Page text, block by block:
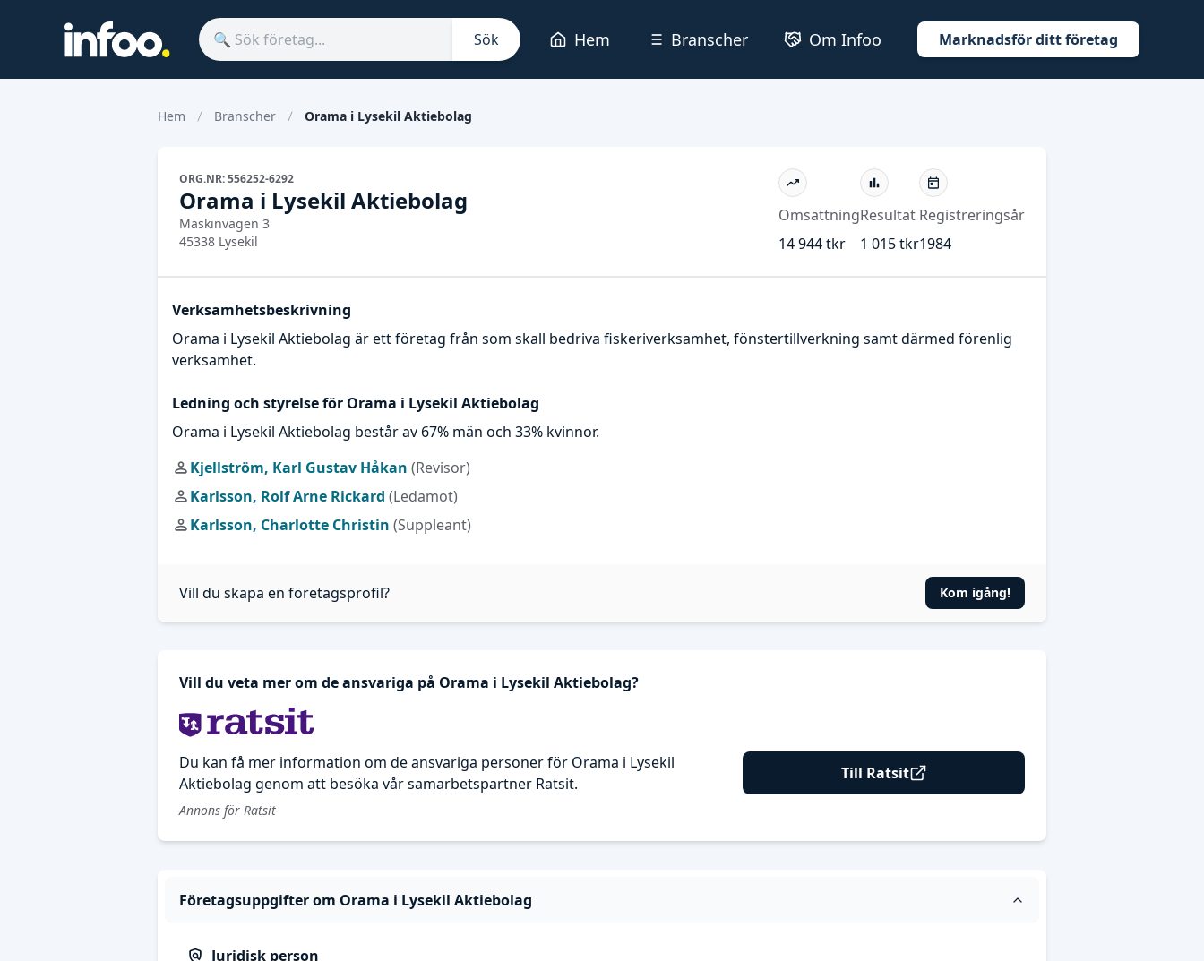
Sök Hem Branscher Om Infoo Marknadsför ditt företag
Hem Branscher Orama i Lysekil Aktiebolag
ORG.NR: 556252-6292
Orama i Lysekil Aktiebolag
Maskinvägen 3
45338 Lysekil
Omsättning
14 944 tkr
Resultat
1 015 tkr
Registreringsår
1984
Verksamhetsbeskrivning
Orama i Lysekil Aktiebolag är ett företag från som skall bedriva fiskeriverksamhet, fönstertillverkning samt därmed förenlig
verksamhet.
Ledning och styrelse för Orama i Lysekil Aktiebolag
Orama i Lysekil Aktiebolag består av 67% män och 33% kvinnor.
Kjellström, Karl Gustav Håkan (Revisor)
Karlsson, Rolf Arne Rickard (Ledamot)
Karlsson, Charlotte Christin (Suppleant)
Vill du skapa en företagsprofil? Kom igång!
Vill du veta mer om de ansvariga på Orama i Lysekil Aktiebolag?
Du kan få mer information om de ansvariga personer för Orama i Lysekil
Aktiebolag genom att besöka vår samarbetspartner Ratsit.
Till Ratsit
Annons för Ratsit
Företagsuppgifter om Orama i Lysekil Aktiebolag
Juridisk person